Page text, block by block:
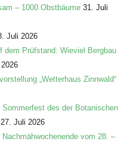
– 1000 Obstbäume 31. Juli
Juli 2026
dem Prüfstand: Wieviel Bergbau
„Wetterhaus Zinnwald“
des der Botanischen
27. Juli 2026
vom 28. –